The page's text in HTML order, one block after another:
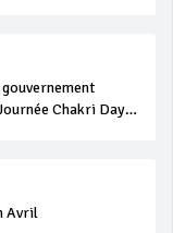
Chakri Day
Avril